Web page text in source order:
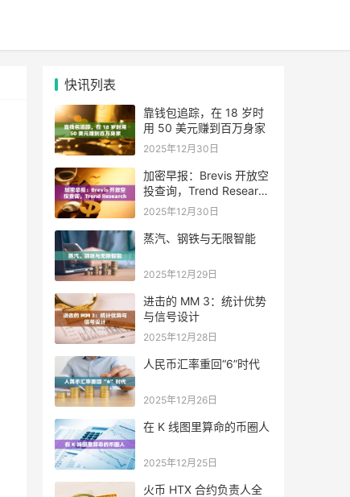
快讯列表
靠钱包追踪，在 18 岁时
用 50 美元赚到百万身家
2025年12月30日
加密早报：Brevis 开放空
投查询，Trend Research
单日增持超 4.6 万枚 ETH
2025年12月30日
蒸汽、钢铁与无限智能
2025年12月29日
进击的 MM 3：统计优势
与信号设计
2025年12月28日
人民币汇率重回“6”时代
2025年12月26日
在 K 线图里算命的币圈人
2025年12月25日
火币 HTX 合约负责人全